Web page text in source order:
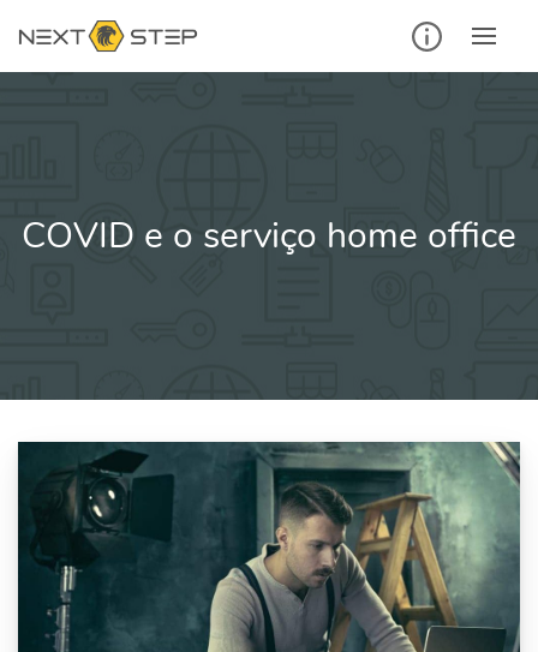
para
COVID e o serviço home office